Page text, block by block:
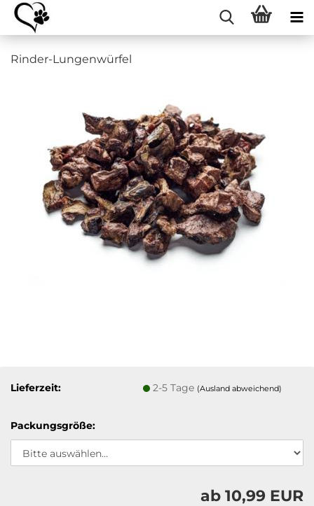
Rinder-Lungenwürfel
Lieferzeit: 2-5 Tage (Ausland abweichend)
Packungsgröße:
ab 10,99 EUR